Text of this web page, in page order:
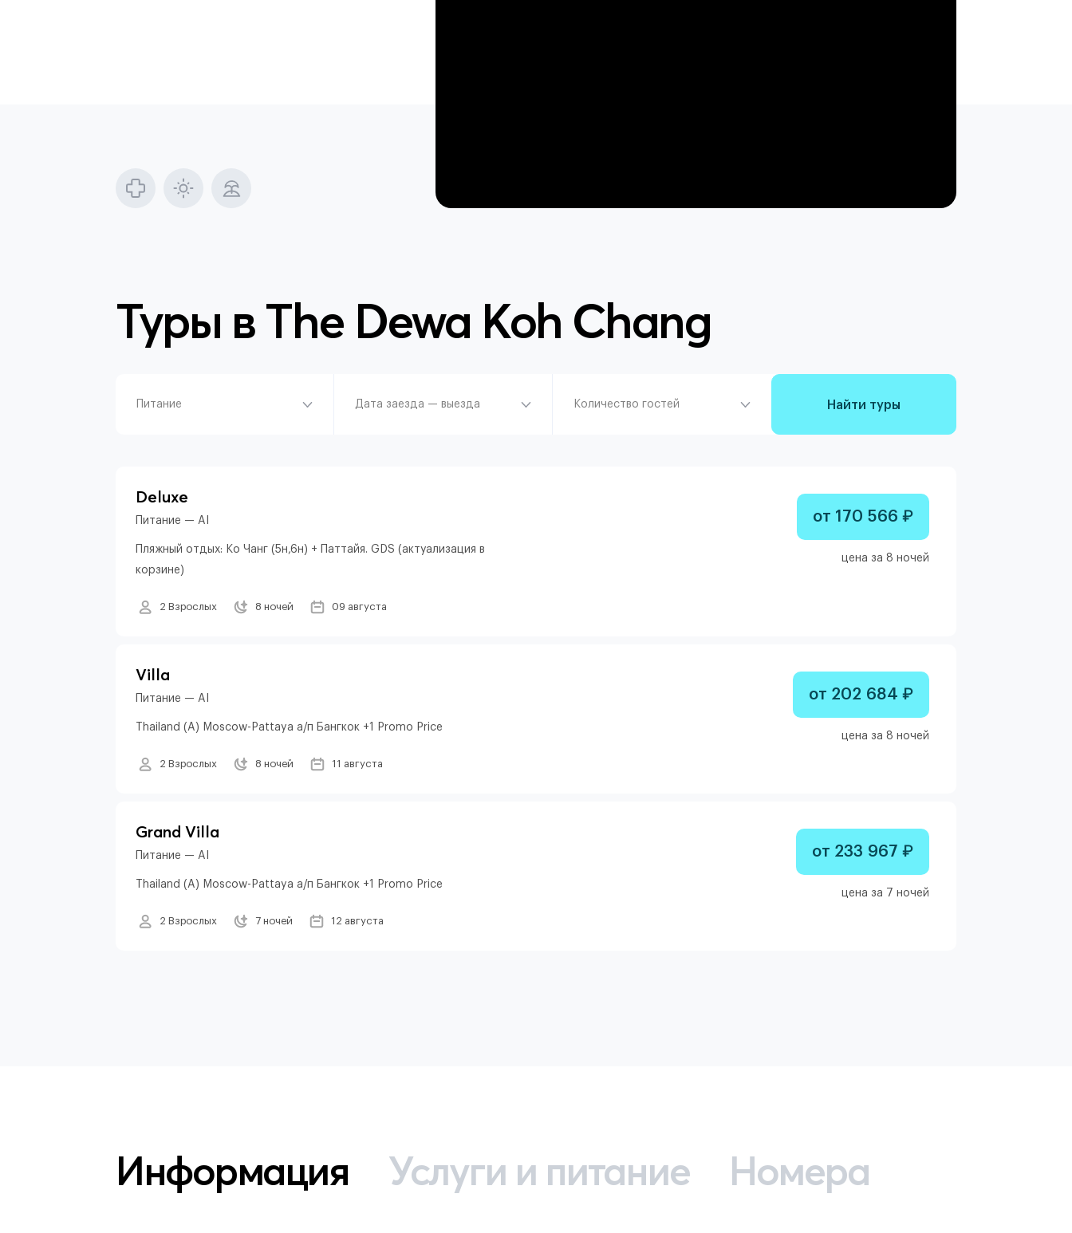
Туры вThe Dewa Koh Chang
Питание Дата заезда — выезда Количество гостей Найти туры
Deluxe
Питание — AI
Пляжный отдых: Ко Чанг (5н,6н) + Паттайя. GDS (актуализация в
корзине)
2 Взрослых 8 ночей 09 августа
от 170 566 ₽
цена за 8 ночей
Villa
Питание — AI
Thailand (A) Moscow-Pattaya а/п Бангкок +1 Promo Price
2 Взрослых 8 ночей 11 августа
от 202 684 ₽
цена за 8 ночей
Grand Villa
Питание — AI
Thailand (A) Moscow-Pattaya а/п Бангкок +1 Promo Price
2 Взрослых 7 ночей 12 августа
от 233 967 ₽
цена за 7 ночей
Информация Услуги и питание Номера